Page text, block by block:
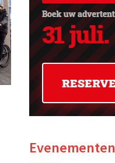
Evenementen